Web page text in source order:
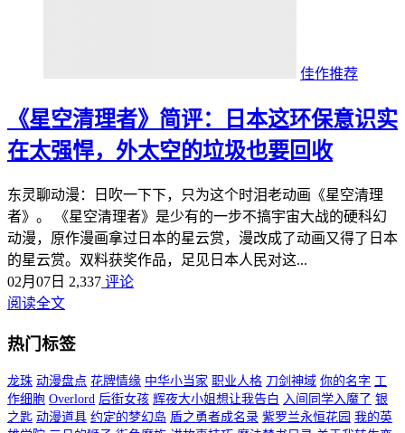
佳作推荐
《星空清理者》简评：日本这环保意识实
在太强悍，外太空的垃圾也要回收
东灵聊动漫：日吹一下下，只为这个时泪老动画《星空清理
者》。 《星空清理者》是少有的一步不搞宇宙大战的硬科幻
动漫，原作漫画拿过日本的星云赏，漫改成了动画又得了日本
的星云赏。双料获奖作品，足见日本人民对这...
02月07日 2,337 评论
阅读全文
热门标签
龙珠 动漫盘点 花牌情缘 中华小当家 职业人格 刀剑神域 你的名字 工
作细胞 Overlord 后街女孩 辉夜大小姐想让我告白 入间同学入魔了 银
之匙 动漫道具 约定的梦幻岛 盾之勇者成名录 紫罗兰永恒花园 我的英